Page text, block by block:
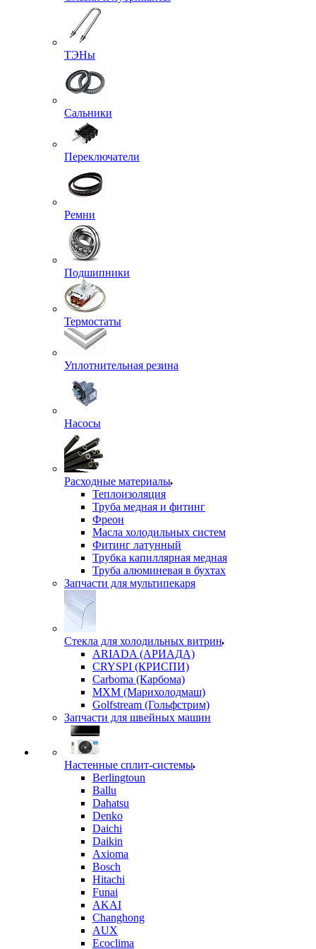
ТЭНы
Сальники
Переключатели
Ремни
Подшипники
Термостаты
Уплотнительная резина
Насосы
Расходные материалы
Теплоизоляция
Труба медная и фитинг
Фреон
Масла холодильных систем
Фитинг латунный
Трубка капиллярная медная
Труба алюминевая в бухтах
Запчасти для мультипекаря
Стекла для холодильных витрин
ARIADA (АРИАДА)
CRYSPI (КРИСПИ)
Carboma (Карбома)
MXM (Марихолодмаш)
Golfstream (Гольфстрим)
Запчасти для швейных машин
Настенные сплит-системы
Berlingtoun
Ballu
Dahatsu
Denko
Daichi
Daikin
Axioma
Bosch
Hitachi
Funai
AKAI
Changhong
AUX
Ecoclima